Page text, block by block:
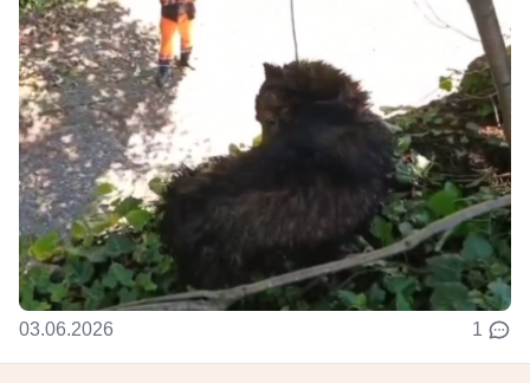
03.06.2026 1